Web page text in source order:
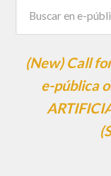
(New) Call
e-pública